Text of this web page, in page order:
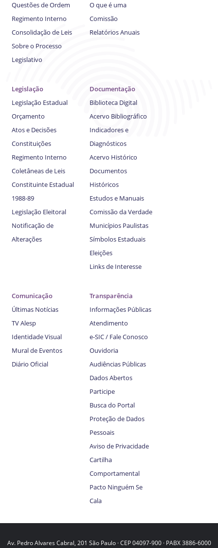
Questões de Ordem
Regimento Interno
Consolidação de Leis
Sobre o Processo
Legislativo
O que é uma
Comissão
Relatórios Anuais
Legislação
Legislação Estadual
Orçamento
Atos e Decisões
Constituições
Regimento Interno
Coletâneas de Leis
Constituinte Estadual
1988-89
Legislação Eleitoral
Notificação de
Alterações
Documentação
Biblioteca Digital
Acervo Bibliográfico
Indicadores e
Diagnósticos
Acervo Histórico
Documentos
Históricos
Estudos e Manuais
Comissão da Verdade
Municípios Paulistas
Símbolos Estaduais
Eleições
Links de Interesse
Comunicação
Últimas Notícias
TV Alesp
Identidade Visual
Mural de Eventos
Diário Oficial
Transparência
Informações Públicas
Atendimento
e-SIC / Fale Conosco
Ouvidoria
Audiências Públicas
Dados Abertos
Participe
Busca do Portal
Proteção de Dados
Pessoais
Aviso de Privacidade
Cartilha
Comportamental
Pacto Ninguém Se
Cala
Av. Pedro Alvares Cabral, 201 São Paulo · CEP 04097-900 · PABX 3886-6000